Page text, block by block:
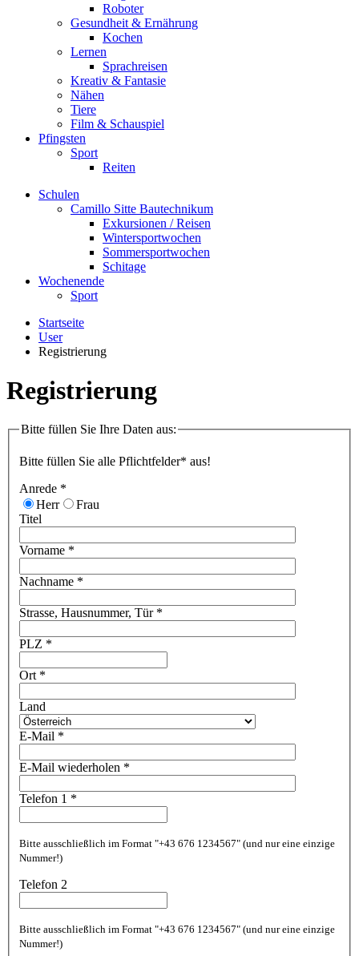
Roboter
Gesundheit & Ernährung
Kochen
Lernen
Sprachreisen
Kreativ & Fantasie
Nähen
Tiere
Film & Schauspiel
Pfingsten
Sport
Reiten
Schulen
Camillo Sitte Bautechnikum
Exkursionen / Reisen
Wintersportwochen
Sommersportwochen
Schitage
Wochenende
Sport
Startseite
User
Registrierung
Registrierung
Bitte füllen Sie Ihre Daten aus:
Bitte füllen Sie alle Pflichtfelder* aus!
Anrede *
Herr
Frau
Titel
Vorname *
Nachname *
Strasse, Hausnummer, Tür *
PLZ *
Ort *
Land
E-Mail *
E-Mail wiederholen *
Telefon 1 *
Bitte ausschließlich im Format "+43 676 1234567" (und nur eine einzige
Nummer!)
Telefon 2
Bitte ausschließlich im Format "+43 676 1234567" (und nur eine einzige
Nummer!)